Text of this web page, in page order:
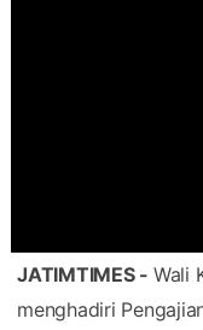
JATIMTIMES - Wali
menghadiri